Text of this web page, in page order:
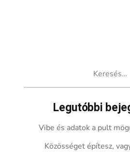
Legutóbbi
Vibe és adatok a pult
Közösséget építesz,